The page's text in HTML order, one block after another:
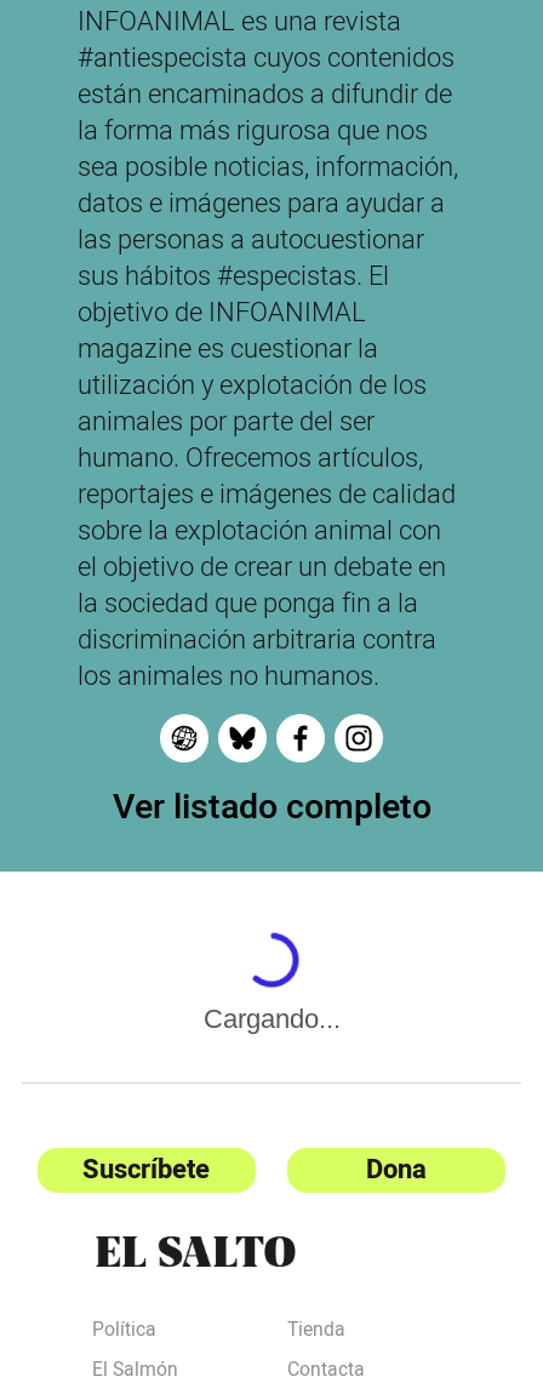
INFOANIMAL es una revista
#antiespecista cuyos contenidos
están encaminados a difundir de
la forma más rigurosa que nos
sea posible noticias, información,
datos e imágenes para ayudar a
las personas a autocuestionar
sus hábitos #especistas. El
objetivo de INFOANIMAL
magazine es cuestionar la
utilización y explotación de los
animales por parte del ser
humano. Ofrecemos artículos,
reportajes e imágenes de calidad
sobre la explotación animal con
el objetivo de crear un debate en
la sociedad que ponga fin a la
discriminación arbitraria contra
los animales no humanos.
Ver listado completo
Cargando...
Suscríbete Dona
Política
El Salmón
Tienda
Contacta